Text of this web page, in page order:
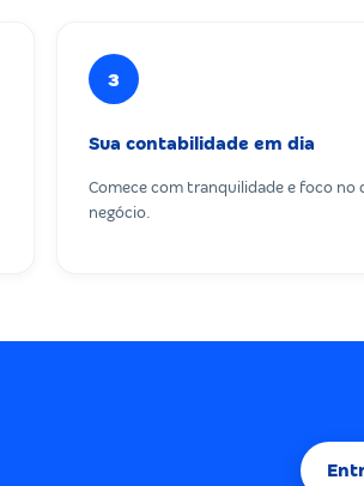
3
Sua contabilidade em dia
Comece com tranquilidade e foco no
negócio.